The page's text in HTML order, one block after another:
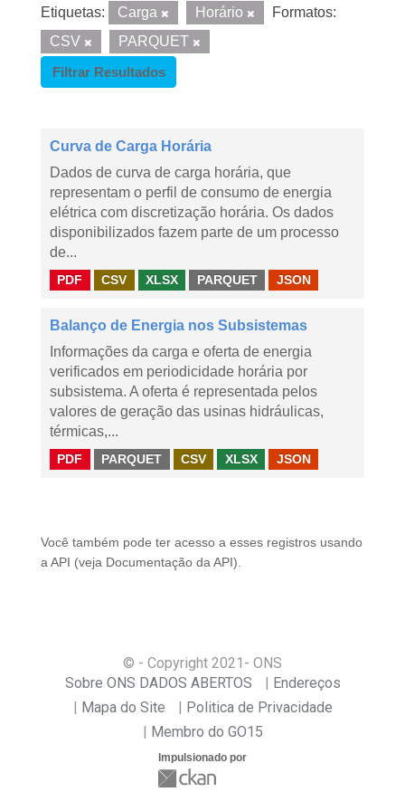
Etiquetas: Carga Horário
Formatos:
CSV
PARQUET
Filtrar Resultados
Curva de Carga Horária
Dados de curva de carga horária, que
representam o perfil de consumo de energia
elétrica com discretização horária. Os dados
disponibilizados fazem parte de um processo
de...
PDF CSV XLSX PARQUET JSON
Balanço de Energia nos Subsistemas
Informações da carga e oferta de energia
verificados em periodicidade horária por
subsistema. A oferta é representada pelos
valores de geração das usinas hidráulicas,
térmicas,...
PDF PARQUET CSV XLSX JSON
Você também pode ter acesso a esses registros usando
a API (veja Documentação da API ).
© - Copyright 2021 - ONS
Sobre ONS DADOS ABERTOS
Endereços
Mapa do Site
Politica de Privacidade
Membro do GO15
Impulsionado por